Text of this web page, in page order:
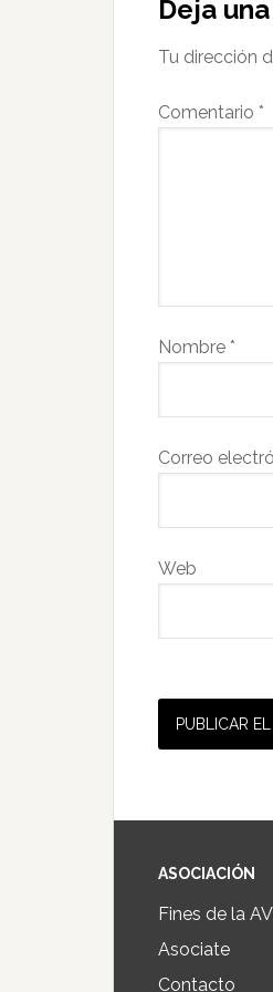
Deja
Tu dirección
Comentario *
Nombre *
Correo
Web
ASOCIACIÓN
Fines de la AV
Asociate
Contacto